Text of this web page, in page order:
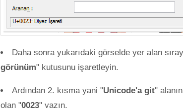
Daha sonra yukarıdaki görselde yer alan
görünüm" kutusunu işaretleyin.
Ardından 2. kısma yani "Unicode'a git"
olan "0023" yazın.